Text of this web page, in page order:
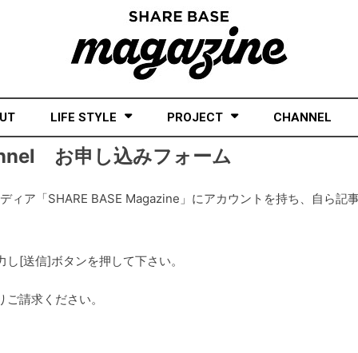
LIFE STYLE PROJECT CHANNEL
お申し込みフォーム
ィア「SHARE BASE Magazine」にアカウントを持ち、自ら記
[送信]ボタンを押して下さい。
ご請求ください。